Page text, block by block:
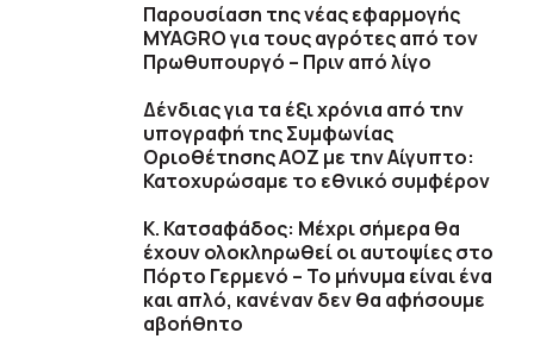
Παρουσίαση της νέας εφαρμογής
MYAGRO για τους αγρότες από τον
Πρωθυπουργό – Πριν από λίγο
Δένδιας για τα έξι χρόνια από την
υπογραφή της Συμφωνίας
Οριοθέτησης ΑΟΖ με την Αίγυπτο:
Κατοχυρώσαμε το εθνικό συμφέρον
Κ. Κατσαφάδος: Μέχρι σήμερα θα
έχουν ολοκληρωθεί οι αυτοψίες στο
Πόρτο Γερμενό – Το μήνυμα είναι ένα
και απλό, κανέναν δεν θα αφήσουμε
αβοήθητο